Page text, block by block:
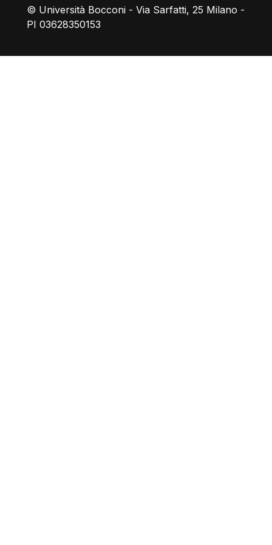
© Università Bocconi - Via Sarfatti, 25 Milano -
PI 03628350153